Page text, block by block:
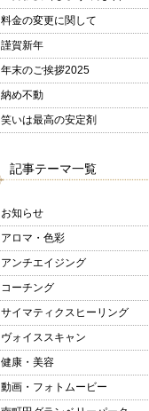
料金の変更に関して
謹賀新年
年末のご挨拶2025
納め不動
笑いは最高の安定剤
記事テーマ一覧
お知らせ
アロマ・色彩
アンチエイジング
コーチング
サイマティクスヒーリング
ヴォイススキャン
健康・美容
動画・フォトムービー